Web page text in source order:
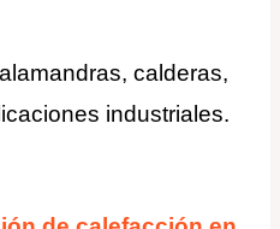
calderas,
industriales.